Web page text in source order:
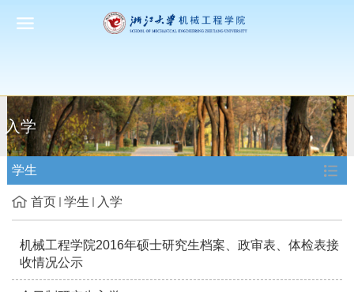
入学
学生
首页 学生 入学
机械工程学院2016年硕士研究生档案、政审表、体检表接
收情况公示